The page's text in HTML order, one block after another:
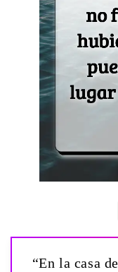
“En la casa